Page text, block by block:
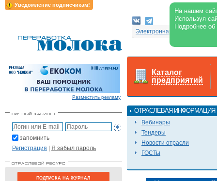
Уведомление подписчикам!
На нашем
Используя
Подробнее
Электронная версия
Разместить рекламу
запомнить
Регистрация | Я забыл пароль
ПОДПИСКА НА ЖУРНАЛ
Каталог
предприятий
ОТРАСЛЕВАЯ ИНФОРМАЦИЯ
Вебинары
Тендеры
Новости отрасли
ГОСТы